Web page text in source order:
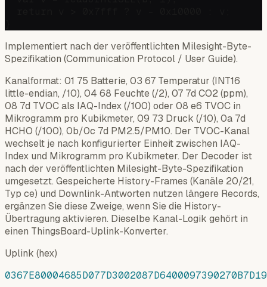
Implementiert nach der veröffentlichten Milesight-Byte-
Spezifikation (Communication Protocol / User Guide).
Kanalformat: 01 75 Batterie, 03 67 Temperatur (INT16
little-endian, /10), 04 68 Feuchte (/2), 07 7d CO2 (ppm),
08 7d TVOC als IAQ-Index (/100) oder 08 e6 TVOC in
Mikrogramm pro Kubikmeter, 09 73 Druck (/10), 0a 7d
HCHO (/100), 0b/0c 7d PM2.5/PM10. Der TVOC-Kanal
wechselt je nach konfigurierter Einheit zwischen IAQ-
Index und Mikrogramm pro Kubikmeter. Der Decoder ist
nach der veröffentlichten Milesight-Byte-Spezifikation
umgesetzt. Gespeicherte History-Frames (Kanäle 20/21,
Typ ce) und Downlink-Antworten nutzen längere Records,
ergänzen Sie diese Zweige, wenn Sie die History-
Übertragung aktivieren. Dieselbe Kanal-Logik gehört in
einen ThingsBoard-Uplink-Konverter.
Uplink (hex)